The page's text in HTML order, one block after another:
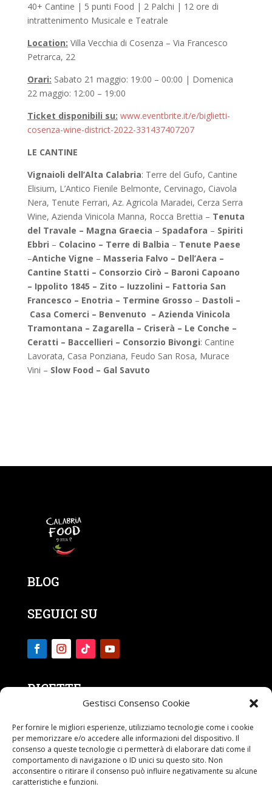
Gestisci Consenso Cookie
Per fornire le migliori esperienze, utilizziamo tecnologie come i cookie
per memorizzare e/o accedere alle informazioni del dispositivo. Il
consenso a queste tecnologie ci permetterà di elaborare dati come il
comportamento di navigazione o ID unici su questo sito. Non
acconsentire o ritirare il consenso può influire negativamente su alcune
caratteristiche e funzioni.
40+ Cantine | 5 punti Food | 2 Palchi | 12 ore di
intrattenimento Musicale e Teatrale
Location: Villa Vecchia di Cosenza – Via Francesco
Petrarca, 22
Orari: Sabato 21 maggio: 19:00 – 00:00 | Domenica
22 maggio: 12:00 – 19:00
Ticket disponibili su: www.eventbrite.it/e/biglietti-
cosenza-wine-district-2022-331437407207
LE CANTINE
Vignaioli dell’Alta Calabria: Terre del Gufo, Cantine
Elisium, L’Antico Fienile Belmonte, Cervinago, Ciavola
Nera, Tenute Ferrari, Az. Agricola Maradei, Cerza Serra
Wine, Azienda Vinicola Manna, Rocca Brettia – Tenuta
del Travale – Magna Graecia – Spadafora – Spiriti
Ebbri – Colacino – Terre di Balbia – Tenute Paese
–Antiche Vigne – Masseria Falvo – Dell’Aera –
Cantine Statti – Consorzio Cirò – Baroni Capoano
– Ippolito 1845 – Zito – Iuzzolini – Fattoria San
Francesco – Enotria – Termine Grosso – Dastoli –
Casa Comerci – Benvenuto – Azienda Vinicola
Tramontana – Zagarella – Criserà – Le Conche –
Ceratti – Baccellieri – Consorzio Bivongi: Cantine
Lavorata, Casa Ponziana, Feudo San Rosa, Murace
Vini – Slow Food – Gal Savuto
BLOG
SEGUICI SU
RICETTE
CONTATTI